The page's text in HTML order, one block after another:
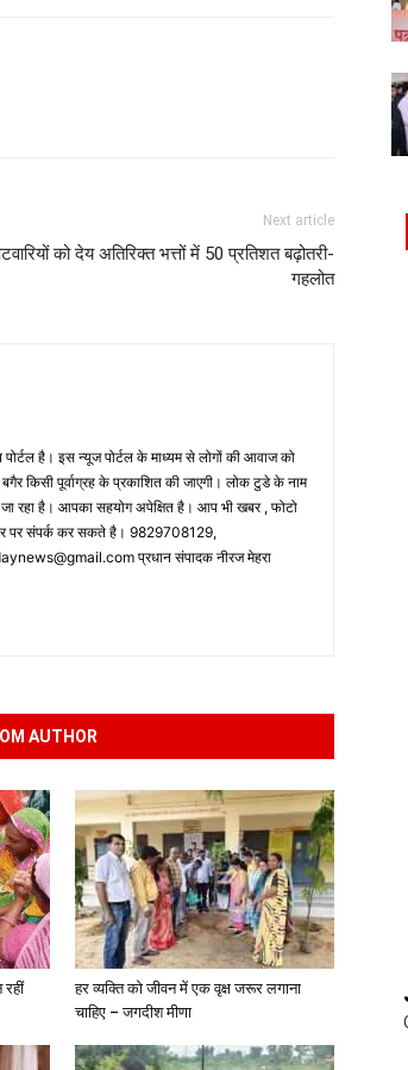
Next article
को देय अतिरिक्त भत्तों में 50 प्रतिशत बढ़ोतरी-
गहलोत
है। इस न्यूज पोर्टल के माध्यम से लोगों की आवाज को
किसी पूर्वाग्रह के प्रकाशित की जाएगी। लोक टुडे के नाम
रहा है। आपका सहयोग अपेक्षित है। आप भी खबर , फोटो
पर संपर्क कर सकते है। 9829708129,
प्रधान संपादक नीरज मेहरा
AUTHOR
हर व्यक्ति को जीवन में एक वृक्ष जरूर लगाना
चाहिए – जगदीश मीणा